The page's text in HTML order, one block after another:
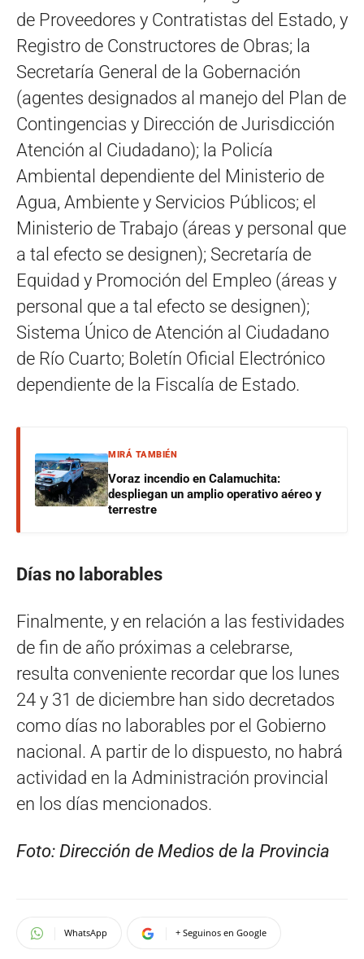
de Proveedores y Contratistas del Estado, y
Registro de Constructores de Obras; la
Secretaría General de la Gobernación
(agentes designados al manejo del Plan de
Contingencias y Dirección de Jurisdicción
Atención al Ciudadano); la Policía
Ambiental dependiente del Ministerio de
Agua, Ambiente y Servicios Públicos; el
Ministerio de Trabajo (áreas y personal que
a tal efecto se designen); Secretaría de
Equidad y Promoción del Empleo (áreas y
personal que a tal efecto se designen);
Sistema Único de Atención al Ciudadano
de Río Cuarto; Boletín Oficial Electrónico
dependiente de la Fiscalía de Estado.
MIRÁ TAMBIÉN
Voraz incendio en Calamuchita:
despliegan un amplio operativo aéreo y
terrestre
Días no laborables
Finalmente, y en relación a las festividades
de fin de año próximas a celebrarse,
resulta conveniente recordar que los lunes
24 y 31 de diciembre han sido decretados
como días no laborables por el Gobierno
nacional. A partir de lo dispuesto, no habrá
actividad en la Administración provincial
en los días mencionados.
Foto: Dirección de Medios de la Provincia
WhatsApp + Seguinos en Google